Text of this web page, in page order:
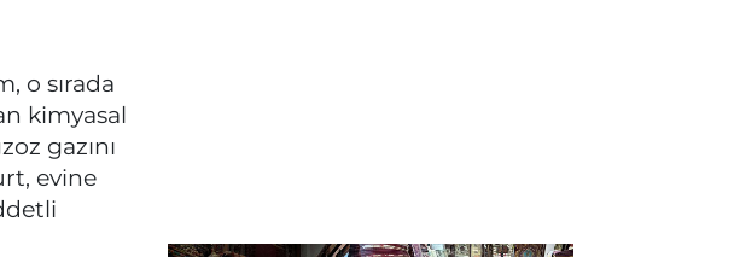
o sırada
kimyasal
gazını
evine